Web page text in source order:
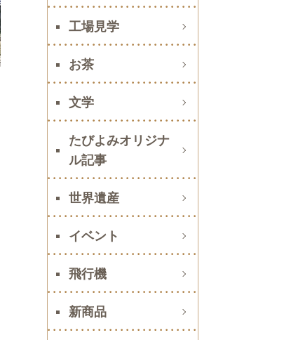
工場見学
お茶
文学
たびよみオリジナ
ル記事
世界遺産
イベント
飛行機
新商品